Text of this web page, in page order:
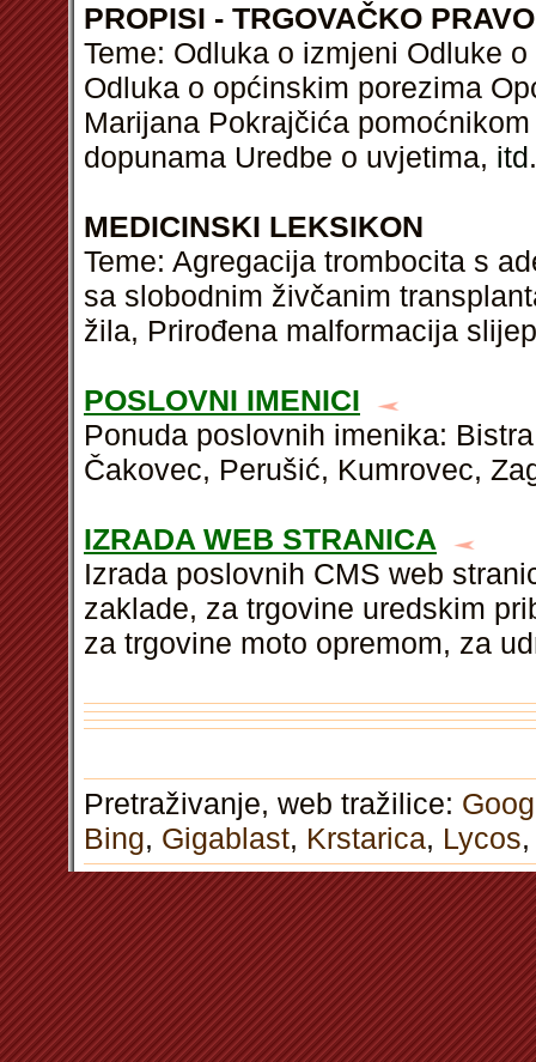
PROPISI - TRGOVAČKO PRAVO
Teme: Odluka o izmjeni Odluke
Odluka o općinskim porezima
Marijana Pokrajčića
dopunama Uredbe o uvjetima, itd
MEDICINSKI LEKSIKON
Teme: Agregacija trombocita s
sa slobodnim živčanim
žila, Prirođena malformacija
POSLOVNI IMENICI
Ponuda poslovnih imenika:
Čakovec, Perušić, Kumrovec,
IZRADA WEB STRANICA
Izrada poslovnih CMS web
zaklade, za trgovine uredskim
za trgovine moto opremom, za
Pretraživanje, web tražilice:
Bing, Gigablast, Krstarica, Lycos